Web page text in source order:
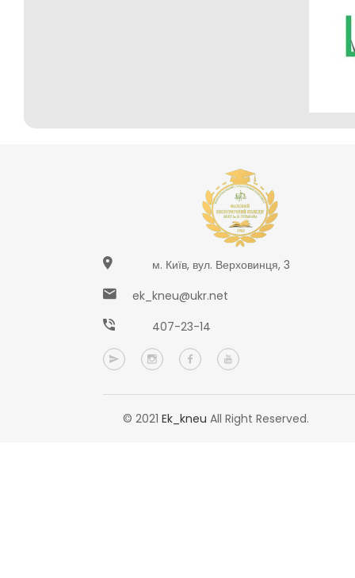
м. Київ, вул. Верховинця, 3
ek_kneu@ukr.net
407-23-14
© 2021 Ek_kneu All Right Reserved.